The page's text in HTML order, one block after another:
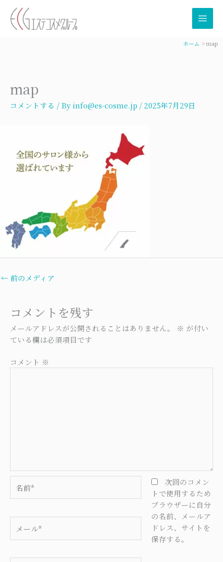
ホーム map
map
コメントする / Byinfo@es-cosme.jp / 2025年7月29日
← 前のメディア
コメントを残す
メールアドレスが公開されることはありません。 ※ が付い
ている欄は必須項目です
コメント ※
前
ー
*
次回のコメン
トで使用するため
ブラウザーに自分
の名前、メールア
ドレス、サイトを
保存する。